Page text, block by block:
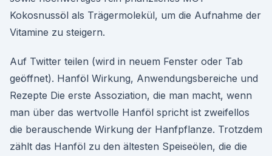
Kokosnussöl als Trägermolekül, um die Aufnahme der
Vitamine zu steigern.
Auf Twitter teilen (wird in neuem Fenster oder Tab
geöffnet). Hanföl Wirkung, Anwendungsbereiche und
Rezepte Die erste Assoziation, die man macht, wenn
man über das wertvolle Hanföl spricht ist zweifellos
die berauschende Wirkung der Hanfpflanze. Trotzdem
zählt das Hanföl zu den ältesten Speiseölen, die die